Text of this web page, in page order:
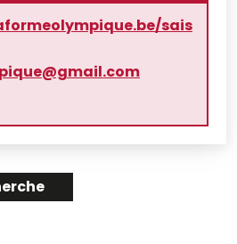
sais